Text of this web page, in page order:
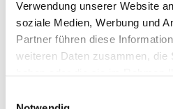
Verwendung unserer Website
soziale Medien, Werbung und
Partner führen diese
weiteren Daten zusammen, die
kann Leasing oder ein
Gewerbeleasing für
sein.
Welche